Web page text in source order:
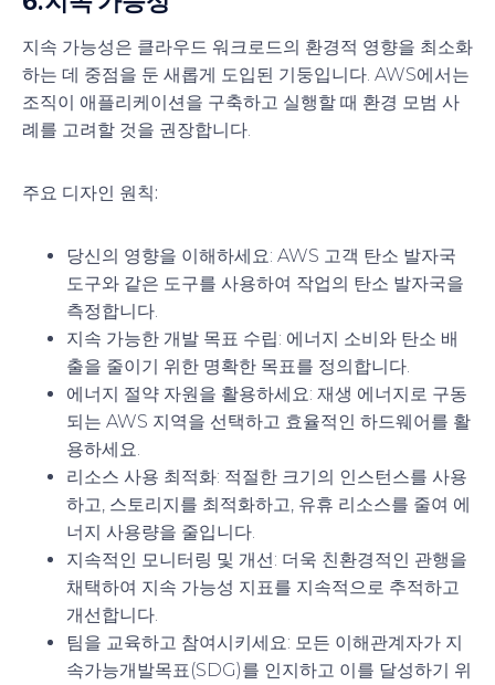
지속 가능성은 클라우드 워크로드의 환경적 영향을 최소화
하는 데 중점을 둔 새롭게 도입된 기둥입니다. AWS에서는
조직이 애플리케이션을 구축하고 실행할 때 환경 모범 사
례를 고려할 것을 권장합니다.
주요 디자인 원칙:
당신의 영향을 이해하세요: AWS 고객 탄소 발자국
도구와 같은 도구를 사용하여 작업의 탄소 발자국을
측정합니다.
지속 가능한 개발 목표 수립: 에너지 소비와 탄소 배
출을 줄이기 위한 명확한 목표를 정의합니다.
에너지 절약 자원을 활용하세요: 재생 에너지로 구동
되는 AWS 지역을 선택하고 효율적인 하드웨어를 활
용하세요.
리소스 사용 최적화: 적절한 크기의 인스턴스를 사용
하고, 스토리지를 최적화하고, 유휴 리소스를 줄여 에
너지 사용량을 줄입니다.
지속적인 모니터링 및 개선: 더욱 친환경적인 관행을
채택하여 지속 가능성 지표를 지속적으로 추적하고
개선합니다.
팀을 교육하고 참여시키세요: 모든 이해관계자가 지
속가능개발목표(SDG)를 인지하고 이를 달성하기 위